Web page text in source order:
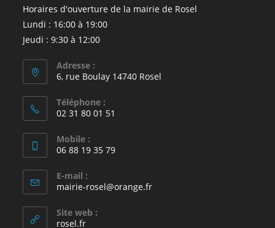
Horaires d'ouverture de la mairie de Rosel
Lundi : 16:00 à 19:00
Jeudi : 9:30 à 12:00
Adresse :
6, rue Boulay 14740 Rosel
Téléphone :
02 31 80 01 51
Mobile :
06 88 19 35 79
E-mail :
mairie-rosel@orange.frS’ouvre
Site web :
rosel.fr